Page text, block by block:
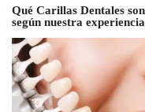
Qué Carillas Dentales
según nuestra experiencia